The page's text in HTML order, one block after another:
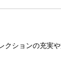
ションの充実